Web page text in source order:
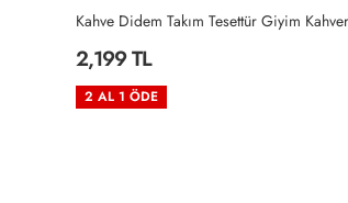
Vizon Zeyzey Takım Tesettür Giyim Vizon
2,199 TL
2 AL 1 ÖDE